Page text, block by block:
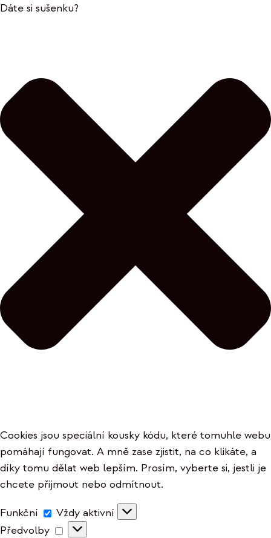
Dáte si sušenku?
Cookies jsou speciální kousky kódu, které tomuhle webu
pomáhají fungovat. A mně zase zjistit, na co klikáte, a
díky tomu dělat web lepším. Prosím, vyberte si, jestli je
chcete přijmout nebo odmítnout.
Funkční Funkční
Vždy aktivní
Předvolby
Předvolby